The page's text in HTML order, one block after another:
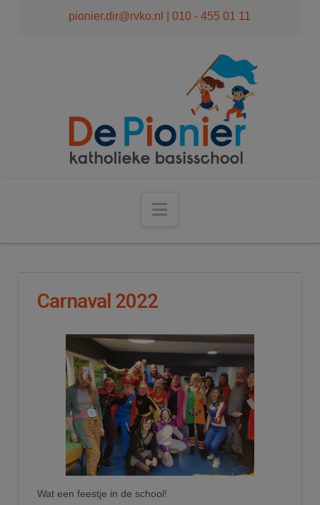
pionier.dir@rvko.nl | 010 - 455 01 11
Navigation
Carnaval 2022
Wat een feestje in de school!